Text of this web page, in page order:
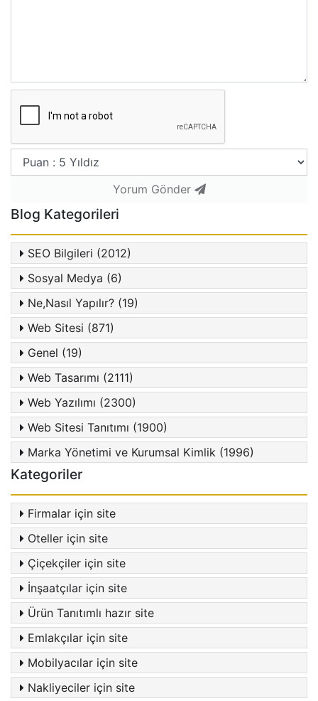
Yorum Gönder
Blog Kategorileri
SEO Bilgileri (2012)
Sosyal Medya (6)
Ne,Nasıl Yapılır? (19)
Web Sitesi (871)
Genel (19)
Web Tasarımı (2111)
Web Yazılımı (2300)
Web Sitesi Tanıtımı (1900)
Marka Yönetimi ve Kurumsal Kimlik (1996)
Kategoriler
Firmalar için site
Oteller için site
Çiçekçiler için site
İnşaatçılar için site
Ürün Tanıtımlı hazır site
Emlakçılar için site
Mobilyacılar için site
Nakliyeciler için site